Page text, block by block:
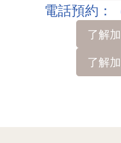
電話預約：
了解
了解